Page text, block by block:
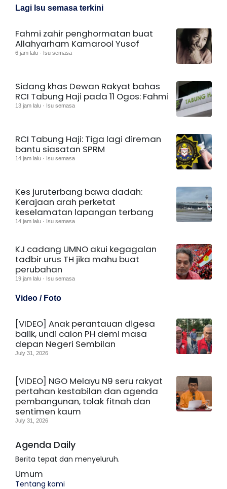
Lagi Isu semasa terkini
Fahmi zahir penghormatan buat
Allahyarham Kamarool Yusof
6 jam lalu · Isu semasa
Sidang khas Dewan Rakyat bahas
RCI Tabung Haji pada 11 Ogos: Fahmi
13 jam lalu · Isu semasa
RCI Tabung Haji: Tiga lagi direman
bantu siasatan SPRM
14 jam lalu · Isu semasa
Kes juruterbang bawa dadah:
Kerajaan arah perketat
keselamatan lapangan terbang
14 jam lalu · Isu semasa
KJ cadang UMNO akui kegagalan
tadbir urus TH jika mahu buat
perubahan
19 jam lalu · Isu semasa
Video / Foto
[VIDEO] Anak perantauan digesa
balik, undi calon PH demi masa
depan Negeri Sembilan
July 31, 2026
[VIDEO] NGO Melayu N9 seru rakyat
pertahan kestabilan dan agenda
pembangunan, tolak fitnah dan
sentimen kaum
July 31, 2026
Agenda Daily
Berita tepat dan menyeluruh.
Umum
Tentang kami